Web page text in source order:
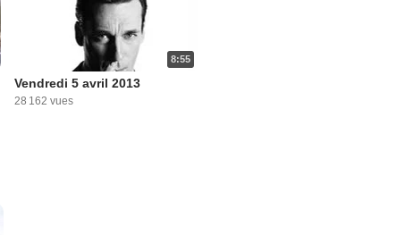
8:55
Vendredi 5 avril 2013
28 162 vues